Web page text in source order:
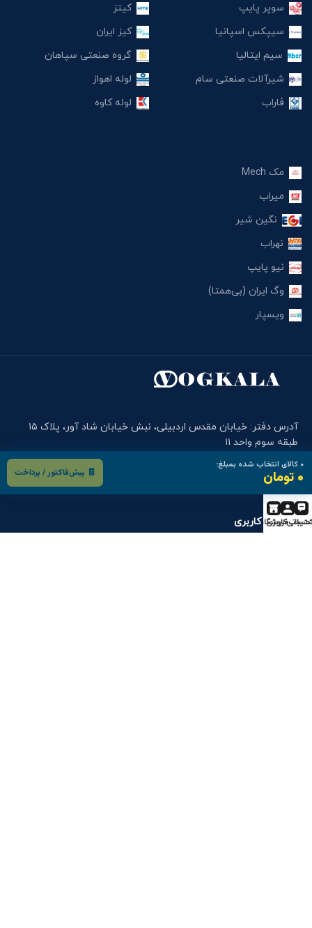
۰ کالای انتخاب شده بمبلغ:
۰ تومان 🧾 پیش‌فاکتور / پرداخت
سوپر پایپ
سیپکس اسپانیا
سیم ایتالیا
شیرآلات صنعتی سام
فاراب
کیتز
کیز ایران
گروه صنعتی سپاهان
لوله اهواز
لوله کاوه
مک Mech
میراب
نگین شیر
نهراب
نیو پایپ
وگ ایران (بی‌همتا)
ویسپار
آدرس دفتر: خیابان مقدس اردبیلی، نبش خیابان شاد آور، پلاک ۱۵
طبقه سوم واحد ۱۱
تلفن وگ کالا: ۲۶۳۷۳۲۶۲-۰۲۱ , ۲۶۳۷۳۲۶۴-۰۲۱
موبایل دفتر وگ کالا: ۰۹۰۰۱۲۲۷۹۱۴
فرم های کاربری
حساب کاربری
فروشگاه